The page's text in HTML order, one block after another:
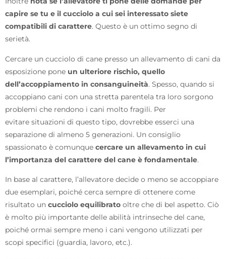
capire se tu e il cucciolo a cui sei interessato siete
compatibili di carattere. Questo è un ottimo segno di
serietà.
Cercare un cucciolo di cane presso un allevamento di cani da
esposizione pone un ulteriore rischio, quello
dell’accoppiamento in consanguineità. Spesso, quando si
accoppiano cani con una stretta parentela tra loro sorgono
problemi che rendono i cani molto fragili. Per
evitare situazioni di questo tipo, dovrebbe esserci una
separazione di almeno 5 generazioni. Un consiglio
spassionato è comunque cercare un allevamento in cui
l’importanza del carattere del cane è fondamentale.
In base al carattere, l’allevatore decide o meno se accoppiare
due esemplari, poiché cerca sempre di ottenere come
risultato un cucciolo equilibrato oltre che di bel aspetto. Ciò
è molto più importante delle abilità intrinseche del cane,
poiché ormai sempre meno i cani vengono utilizzati per
scopi specifici (guardia, lavoro, etc.).